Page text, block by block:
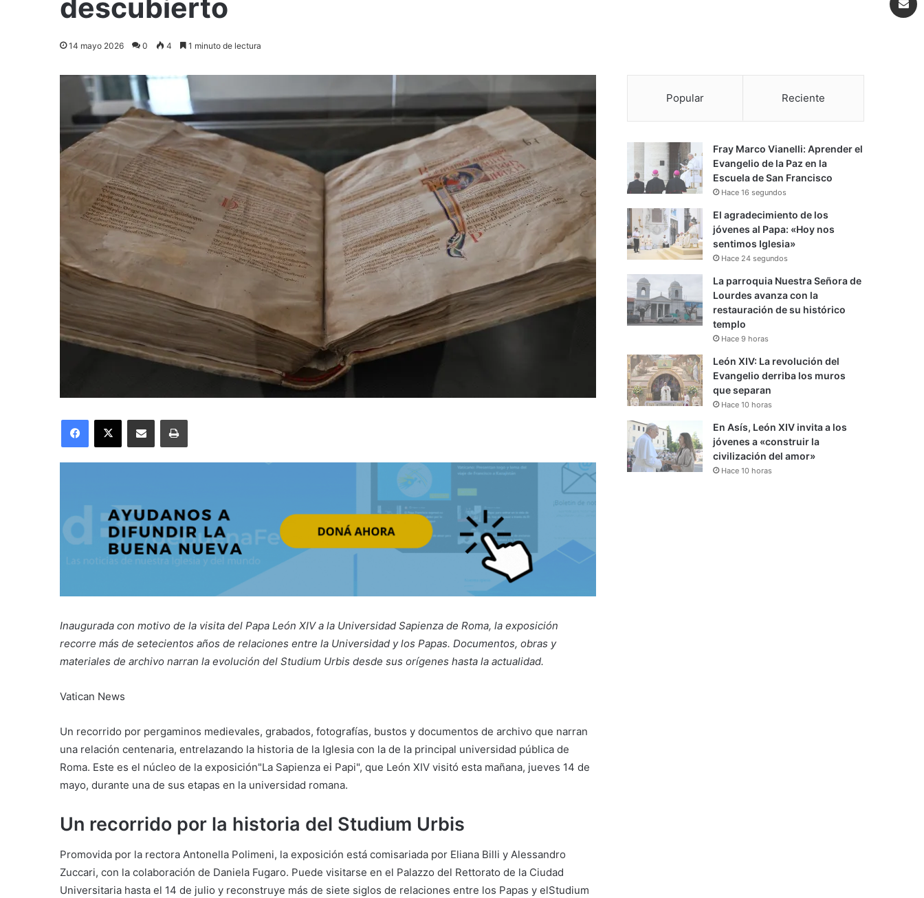
descubierto
14 mayo 2026 0 4 1 minuto de lectura
Facebook
X Compartir por correo electrónicoImprimir
Inaugurada con motivo de la visita del Papa León XIV a la Universidad Sapienza de Roma, la exposición
recorre más de setecientos años de relaciones entre la Universidad y los Papas. Documentos, obras y
materiales de archivo narran la evolución del Studium Urbis desde sus orígenes hasta la actualidad.
Vatican News
Un recorrido por pergaminos medievales, grabados, fotografías, bustos y documentos de archivo que narran
una relación centenaria, entrelazando la historia de la Iglesia con la de la principal universidad pública de
Roma. Este es el núcleo de la exposición"La Sapienza ei Papi", que León XIV visitó esta mañana, jueves 14 de
mayo, durante una de sus etapas en la universidad romana.
Un recorrido por la historia del Studium Urbis
Promovida por la rectora Antonella Polimeni, la exposición está comisariada por Eliana Billi y Alessandro
Zuccari, con la colaboración de Daniela Fugaro. Puede visitarse en el Palazzo del Rettorato de la Ciudad
Universitaria hasta el 14 de julio y reconstruye más de siete siglos de relaciones entre los Papas y elStudium
Popular Reciente
Fray Marco Vianelli: Aprender el
Evangelio de la Paz en la
Escuela de San Francisco
Hace 16 segundos
El agradecimiento de los
jóvenes al Papa: «Hoy nos
sentimos Iglesia»
Hace 24 segundos
La parroquia Nuestra Señora de
Lourdes avanza con la
restauración de su histórico
templo
Hace 9 horas
León XIV: La revolución del
Evangelio derriba los muros
que separan
Hace 10 horas
En Asís, León XIV invita a los
jóvenes a «construir la
civilización del amor»
Hace 10 horas